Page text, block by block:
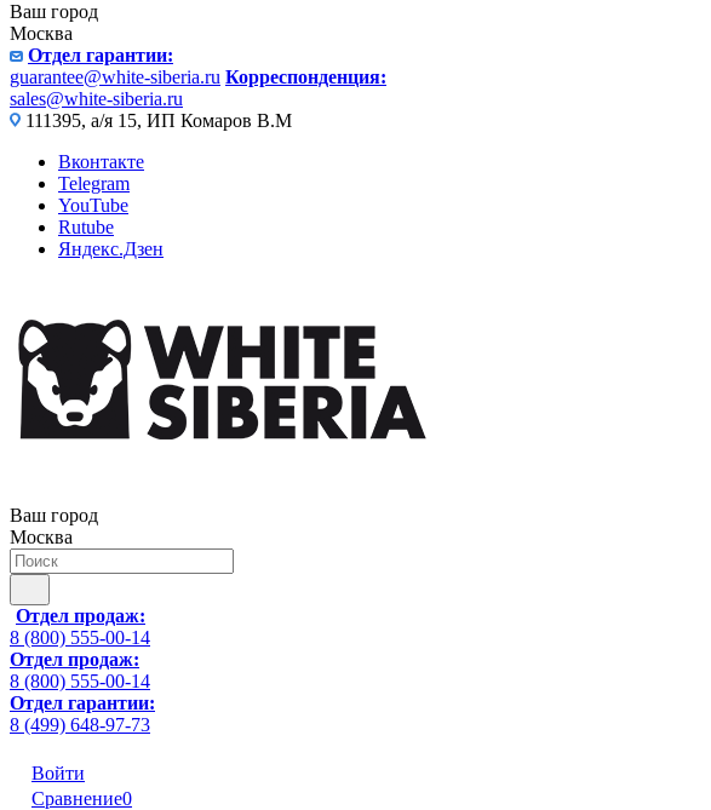
Ваш город
Москва
Отдел гарантии:
guarantee@white-siberia.ru Корреспонденция:
sales@white-siberia.ru
111395, а/я 15, ИП Комаров В.М
Вконтакте
Telegram
YouTube
Rutube
Яндекс.Дзен
Ваш город
Москва
Отдел продаж:
8 (800) 555-00-14
Отдел продаж:
8 (800) 555-00-14
Отдел гарантии:
8 (499) 648-97-73
Войти
Сравнение0